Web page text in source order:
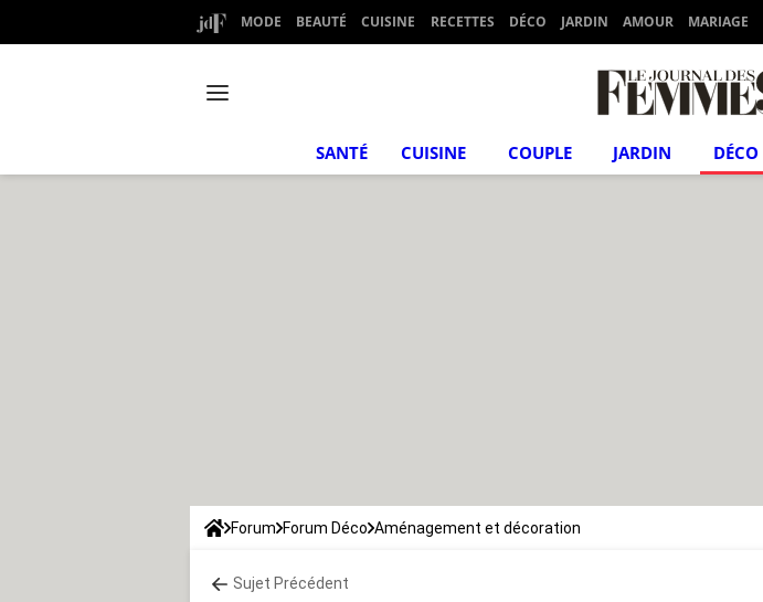
MODE BEAUTÉ CUISINE RECETTES DÉCO JARDIN AMOUR MARIAGE
SANTÉ CUISINE COUPLE JARDIN DÉCO
Forum Forum Déco Aménagement et décoration
Sujet Précédent